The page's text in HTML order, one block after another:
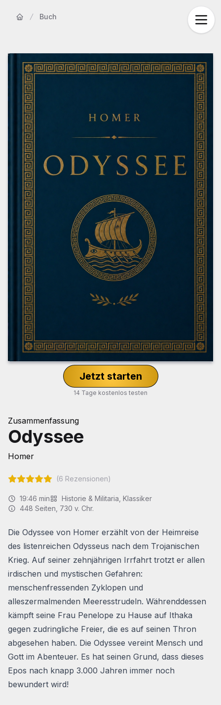
Buch
Zusammenfassung
Odyssee
Homer
(6 Rezensionen)
19:46 min Historie & Militaria Klassiker
448 Seiten , 730 v. Chr.
Die Odyssee von Homer erzählt von der Heimreise
des listenreichen Odysseus nach dem Trojanischen
Krieg. Auf seiner zehnjährigen Irrfahrt trotzt er allen
irdischen und mystischen Gefahren:
menschenfressenden Zyklopen und
alleszermalmenden Meeresstrudeln. Währenddessen
kämpft seine Frau Penelope zu Hause auf Ithaka
gegen zudringliche Freier, die es auf seinen Thron
abgesehen haben. Die Odyssee vereint Mensch und
Gott im Abenteuer. Es hat seinen Grund, dass dieses
Epos nach knapp 3.000 Jahren immer noch
bewundert wird!
Jetzt starten
14 Tage kostenlos testen